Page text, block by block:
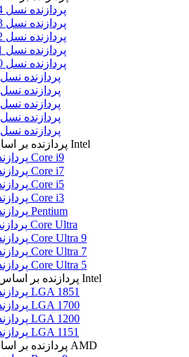
پردازنده نسل 14
پردازنده نسل 13
پردازنده نسل 12
پردازنده نسل 11
پردازنده نسل 10
پردازنده نسل 9
پردازنده نسل 8
پردازنده نسل 7
پردازنده نسل 6
پردازنده نسل 4
پردازنده بر اساس مدل Intel
پردازنده Core i9
پردازنده Core i7
پردازنده Core i5
پردازنده Core i3
پردازنده Pentium
پردازنده سری Core Ultra
پردازنده Core Ultra 9
پردازنده Core Ultra 7
پردازنده Core Ultra 5
پردازنده بر اساس سوکت Intel
پردازنده LGA 1851
پردازنده LGA 1700
پردازنده LGA 1200
پردازنده LGA 1151
پردازنده بر اساس مدل AMD